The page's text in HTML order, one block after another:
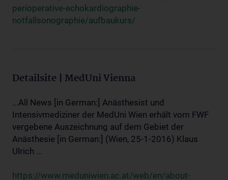
perioperative-echokardiographie-
notfallsonographie/aufbaukurs/
Detailsite | MedUni Vienna
...All News [in German:] Anästhesist und
Intensivmediziner der MedUni Wien erhält vom FWF
vergebene Auszeichnung auf dem Gebiet der
Anästhesie [in German:] (Wien, 25-1-2016) Klaus
Ulrich ...
https://www.meduniwien.ac.at/web/en/about-